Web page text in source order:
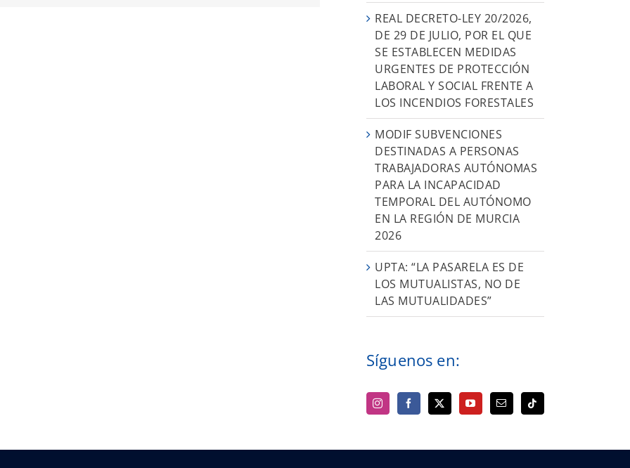
REAL DECRETO-LEY 20/2026,
DE 29 DE JULIO, POR EL QUE
SE ESTABLECEN MEDIDAS
URGENTES DE PROTECCIÓN
LABORAL Y SOCIAL FRENTE A
LOS INCENDIOS FORESTALES
MODIF SUBVENCIONES
DESTINADAS A PERSONAS
TRABAJADORAS AUTÓNOMAS
PARA LA INCAPACIDAD
TEMPORAL DEL AUTÓNOMO
EN LA REGIÓN DE MURCIA
2026
UPTA: “LA PASARELA ES DE
LOS MUTUALISTAS, NO DE
LAS MUTUALIDADES”
Síguenos en: